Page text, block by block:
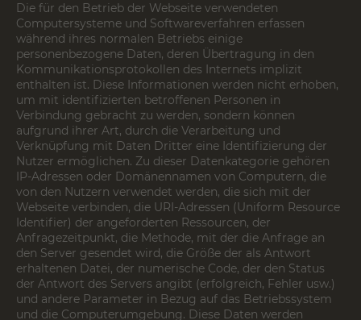
Die für den Betrieb der Webseite verwendeten
Computersysteme und Softwareverfahren erfassen
während ihres normalen Betriebs einige
personenbezogene Daten, deren Übertragung in den
Kommunikationsprotokollen des Internets implizit
enthalten ist. Diese Informationen werden nicht erhoben,
um mit identifizierten betroffenen Personen in
Verbindung gebracht zu werden, sondern können
aufgrund ihrer Art, durch die Verarbeitung und
Verknüpfung mit Daten Dritter eine Identifizierung der
Nutzer ermöglichen. Zu dieser Datenkategorie gehören
IP-Adressen oder Domänennamen von Computern, die
von den Nutzern verwendet werden, die sich mit der
Webseite verbinden, die URI-Adressen (Uniform Resource
Identifier) der angeforderten Ressourcen, der
Anfragezeitpunkt, die Methode, mit der die Anfrage an
den Server gesendet wird, die Größe der als Antwort
erhaltenen Datei, der numerische Code, der den Status
der Antwort des Servers angibt (erfolgreich, Fehler usw.)
und andere Parameter in Bezug auf das Betriebssystem
und die Computerumgebung. Diese Daten werden